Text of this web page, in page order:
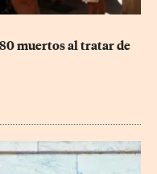
muertos al tratar de